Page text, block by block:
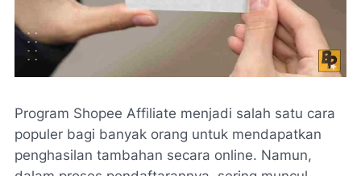
Program Shopee Affiliate menjadi salah satu cara
populer bagi banyak orang untuk mendapatkan
penghasilan tambahan secara online. Namun,